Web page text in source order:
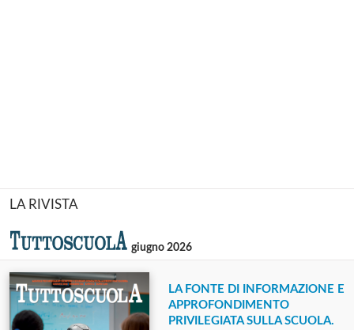
LA RIVISTA
giugno 2026
LA FONTE DI INFORMAZIONE E
APPROFONDIMENTO
PRIVILEGIATA SULLA SCUOLA.